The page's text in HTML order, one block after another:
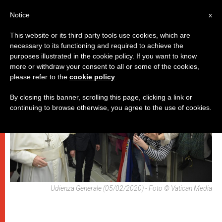
PAPI,UDIENZA GENERALE
Udienza Generale (05/02/2020) - Foto © Vatican Media
x
Notice
This website or its third party tools use cookies, which are
necessary to its functioning and required to achieve the
purposes illustrated in the cookie policy. If you want to know
more or withdraw your consent to all or some of the cookies,
please refer to the cookie policy
By closing this banner, scrolling this page, clicking a link or
continuing to browse otherwise, you agree to the use of cookies.